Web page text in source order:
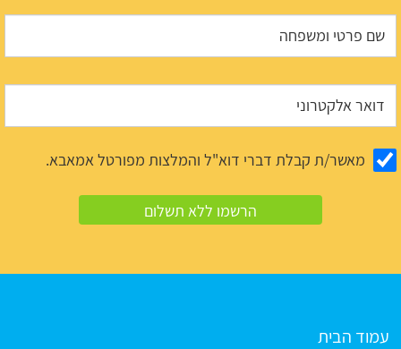
מאשר/ת קבלת דברי דוא"ל והמלצות מפורטל אמאבא.
עמוד הבית